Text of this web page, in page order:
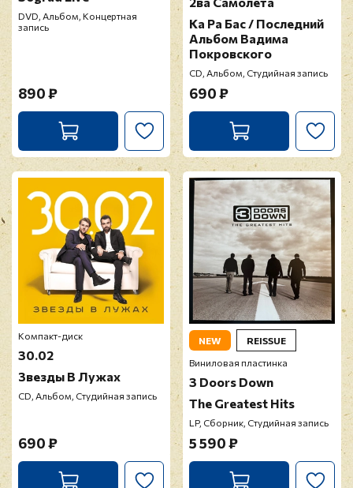
DVD, Альбом, Концертная
запись
890 ₽
Ка Ра Бас / Последний
Альбом Вадима
Покровского
CD, Альбом, Студийная запись
690 ₽
Компакт-диск
30.02
Звезды В Лужах
CD, Альбом, Студийная запись
690 ₽
NEW
REISSUE
Виниловая пластинка
3 Doors Down
The Greatest Hits
LP, Сборник, Студийная запись
5 590 ₽